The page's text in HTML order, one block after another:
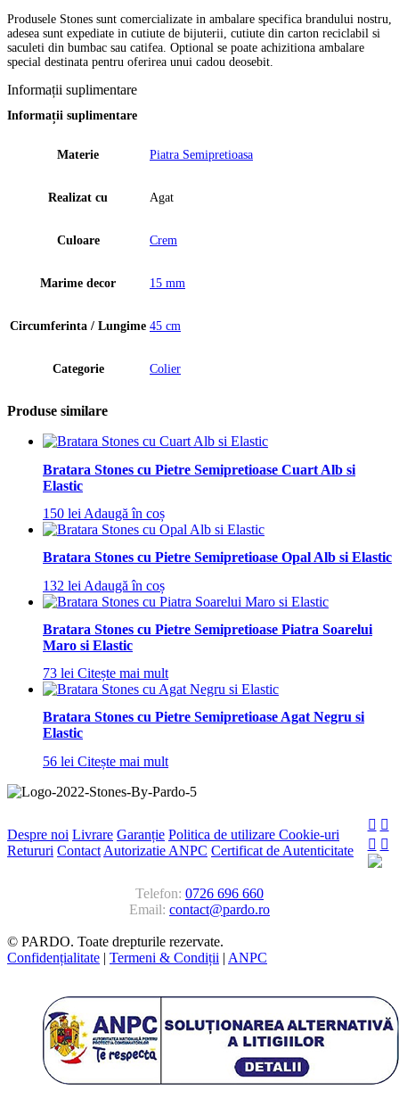
Produsele Stones sunt comercializate in ambalare specifica brandului nostru,
adesea sunt expediate in cutiute de bijuterii, cutiute din carton reciclabil si
saculeti din bumbac sau catifea. Optional se poate achizitiona ambalare
special destinata pentru oferirea unui cadou deosebit.
Informații suplimentare
Informații suplimentare
Materie Piatra Semipretioasa
Realizat cu Agat
Culoare Crem
Marime decor 15 mm
Circumferinta / Lungime 45 cm
Categorie Colier
Produse similare
Bratara Stones cu Pietre Semipretioase Cuart Alb si
Elastic
150 lei Adaugă în coș
Bratara Stones cu Pietre Semipretioase Opal Alb si Elastic
132 lei Adaugă în coș
Bratara Stones cu Pietre Semipretioase Piatra Soarelui
Maro si Elastic
73 lei Citește mai mult
Bratara Stones cu Pietre Semipretioase Agat Negru si
Elastic
56 lei Citește mai mult
Despre noi Livrare Garanție Politica de utilizare Cookie-uri
Retururi Contact Autorizatie ANPC Certificat de Autenticitate
Telefon: 0726 696 660
Email: contact@pardo.ro
© PARDO. Toate drepturile rezervate.
Confidențialitate | Termeni & Condiții | ANPC